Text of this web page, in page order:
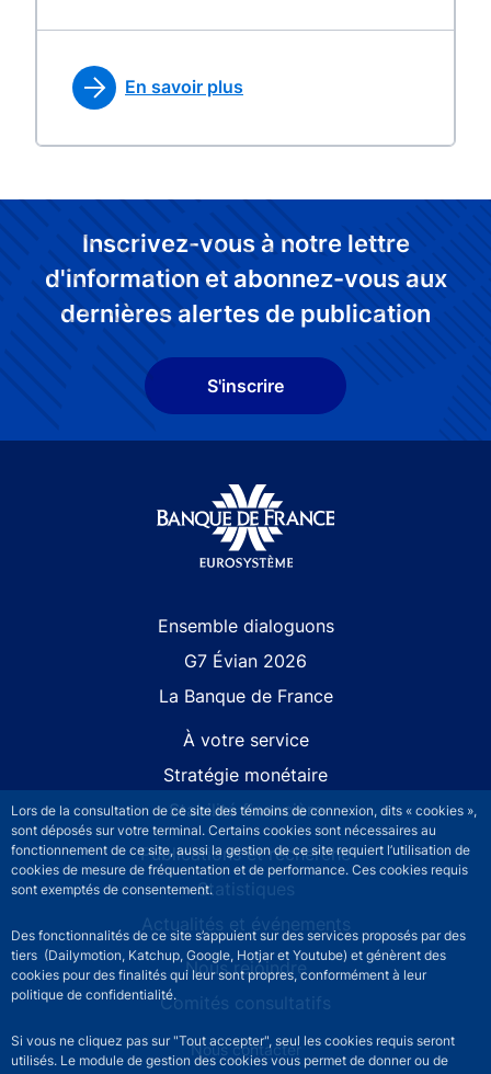
Lors de la consultation de ce site des témoins de connexion, dits « cookies »,
sont déposés sur votre terminal. Certains cookies sont nécessaires au
fonctionnement de ce site, aussi la gestion de ce site requiert l’utilisation de
cookies de mesure de fréquentation et de performance. Ces cookies requis
sont exemptés de consentement.
Des fonctionnalités de ce site s’appuient sur des services proposés par des
tiers (Dailymotion, Katchup, Google, Hotjar et Youtube) et génèrent des
cookies pour des finalités qui leur sont propres, conformément à leur
politique de confidentialité.
Si vous ne cliquez pas sur "Tout accepter", seul les cookies requis seront
utilisés. Le module de gestion des cookies vous permet de donner ou de
En savoir plus
Inscrivez-vous à notre lettre
d'information et abonnez-vous aux
dernières alertes de publication
S'inscrire
Ensemble dialoguons
G7 Évian 2026
La Banque de France
À votre service
Stratégie monétaire
Stabilité financière
Publications et recherche
Statistiques
Actualités et événements
Nous rejoindre
Comités consultatifs
Footer secondary menuNous contacter